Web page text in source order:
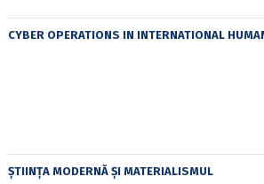
CYBER OPERATIONS IN INTERNATIONAL
ȘTIINȚA MODERNĂ ȘI MATERIALISMUL